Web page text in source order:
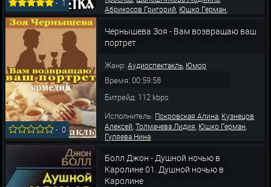
- 1
Абрикосов Григорий, Юшко Герман,
Покровская Алина
-0
Чернышева Зоя - Вам возвращаю ваш
портрет
Жанр:Аудиоспектакль, Юмор
Время: 00:59:58
Битрейд: 112 kbps
Исполнитель: Покровская Алина, Кузнецов
Алексей,Толмачева Лидия, Юшко Герман,
Гуляева Нина
Болл Джон - Душной ночью в
Каролине 01. Душной ночью в
Каролине